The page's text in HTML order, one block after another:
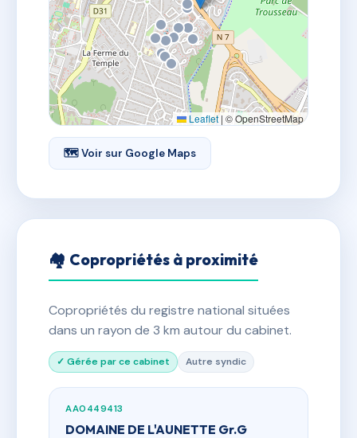
Leaflet | © OpenStreetMap
🗺 Voir sur Google Maps
🏘 Copropriétés à proximité
Copropriétés du registre national situées
dans un rayon de 3 km autour du cabinet.
✓ Gérée par ce cabinet Autre syndic
AA0449413
DOMAINE DE L'AUNETTE Gr.G